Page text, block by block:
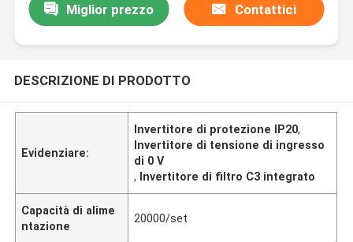
Miglior prezzo Contattici
DESCRIZIONE DI PRODOTTO
Evidenziare:
Invertitore di protezione IP20,
Invertitore di tensione di ingresso
di 0 V
, Invertitore di filtro C3 integrato
Capacità di alime
ntazione
20000/set